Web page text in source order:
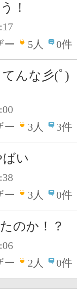
！
ー
5人 0件
んな彡(ﾟ)
ー
3人 3件
ばい
ー
3人 0件
のか！？
ー
2人 0件